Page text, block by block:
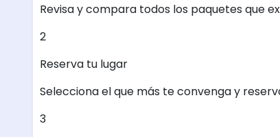
Revisa y compara todos los paquetes que
2
Reserva tu lugar
Selecciona el que más te convenga y
3